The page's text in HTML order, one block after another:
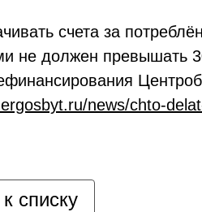
счета за
не должен превышать
news/chto-
списку